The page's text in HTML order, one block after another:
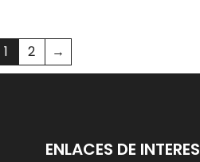
1 2 →
ENLACES DE INTERES